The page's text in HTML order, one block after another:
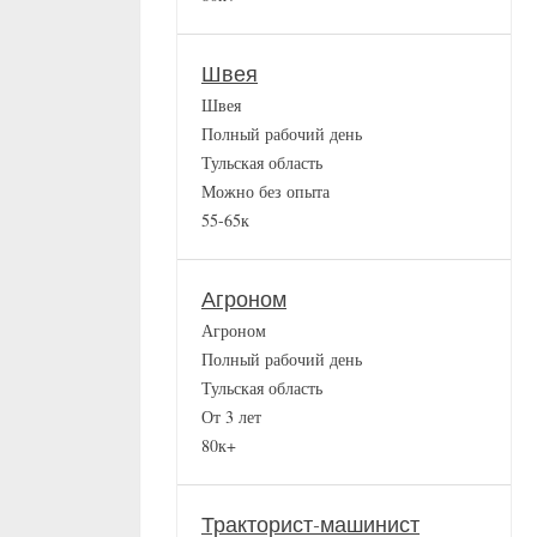
Швея
Швея
Полный рабочий день
Тульская область
Можно без опыта
55-65к
Агроном
Агроном
Полный рабочий день
Тульская область
От 3 лет
80к+
Тракторист-машинист